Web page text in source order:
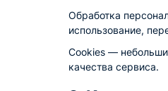
Обработка
использование,
Cookies —
качества сервиса.